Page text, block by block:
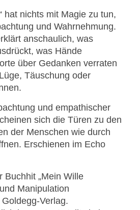
hat nichts mit Magie zu tun,
und Wahrnehmung.
anschaulich, was
was Hände
über Gedanken verraten
Täuschung oder
und empathischer
sich die Türen zu den
der Menschen wie durch
Erschienen im Echo
Buchhit „Mein Wille
Manipulation
Verlag.